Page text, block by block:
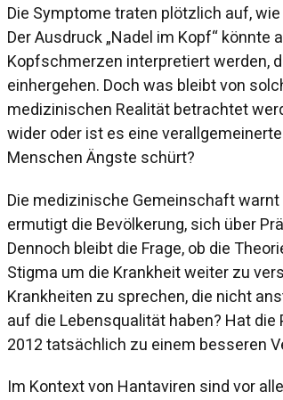
Die Symptome traten plötzlich auf,
Der Ausdruck „Nadel im Kopf“ könnte
Kopfschmerzen interpretiert werden,
einhergehen. Doch was bleibt von
medizinischen Realität betrachtet
wider oder ist es eine
Menschen Ängste schürt?
Die medizinische Gemeinschaft
ermutigt die Bevölkerung, sich über
Dennoch bleibt die Frage, ob die
Stigma um die Krankheit weiter zu
Krankheiten zu sprechen, die nicht
auf die Lebensqualität haben? Hat
2012 tatsächlich zu einem besseren
Im Kontext von Hantaviren sind vor